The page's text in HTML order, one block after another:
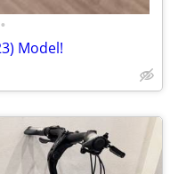
•
Model!